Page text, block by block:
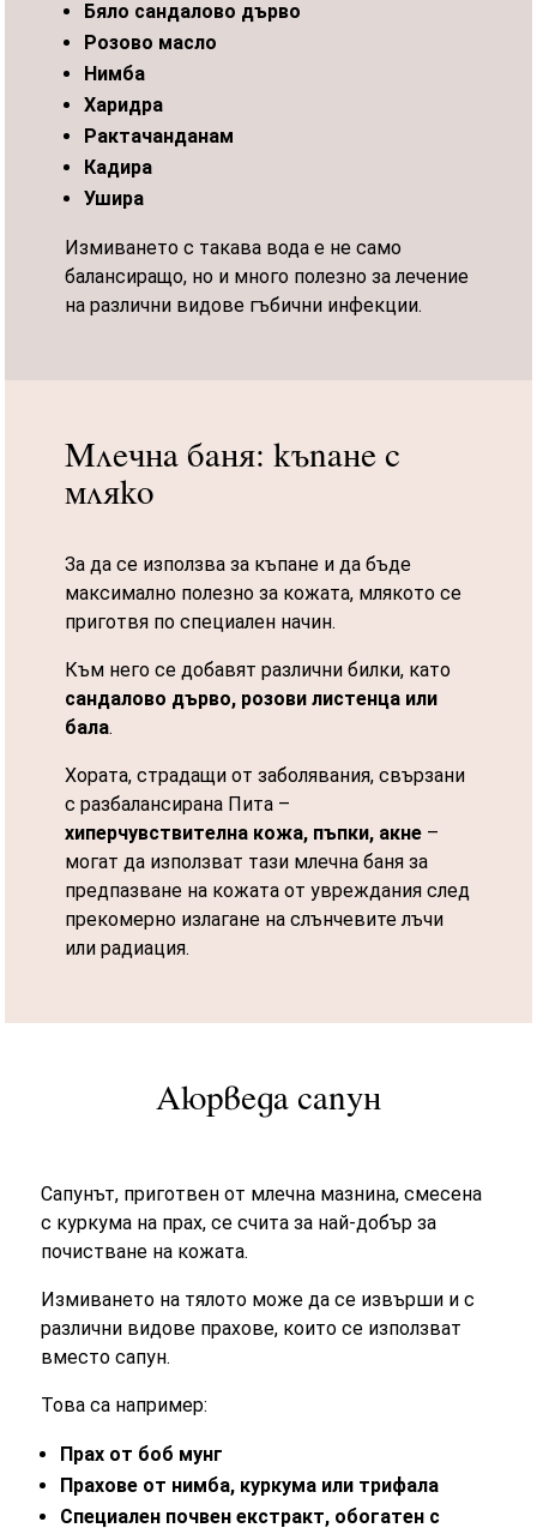
Бяло сандалово дърво
Розово масло
Нимба
Харидра
Рактачанданам
Кадира
Ушира
Измиването с такава вода е не само
балансиращо, но и много полезно за лечение
на различни видове гъбични инфекции.
Млечна баня: къпане с
мляко
За да се използва за къпане и да бъде
максимално полезно за кожата, млякото се
приготвя по специален начин.
Към него се добавят различни билки, като
сандалово дърво, розови листенца или
бала.
Хората, страдащи от заболявания, свързани
с разбалансирана Пита –
хиперчувствителна кожа, пъпки, акне –
могат да използват тази млечна баня за
предпазване на кожата от увреждания след
прекомерно излагане на слънчевите лъчи
или радиация.
Аюрведа сапун
Сапунът, приготвен от млечна мазнина, смесена
с куркума на прах, се счита за най-добър за
почистване на кожата.
Измиването на тялото може да се извърши и с
различни видове прахове, които се използват
вместо сапун.
Това са например:
Прах от боб мунг
Прахове от нимба, куркума или трифала
Специален почвен екстракт, обогатен с